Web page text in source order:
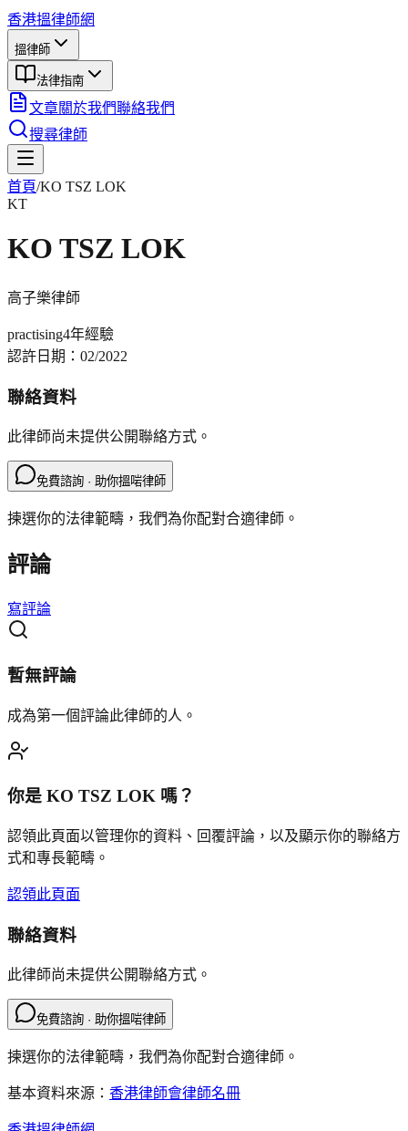
香港搵律師網
搵律師
法律指南
文章關於我們聯絡我們
搜尋律師
首頁/KO TSZ LOK
KT
KO TSZ LOK
高子樂律師
practising4年經驗
認許日期： 02/2022
聯絡資料
此律師尚未提供公開聯絡方式。
免費諮詢 · 助你搵啱律師
揀選你的法律範疇，我們為你配對合適律師。
評論
寫評論
暫無評論
成為第一個評論此律師的人。
你是 KO TSZ LOK 嗎？
認領此頁面以管理你的資料、回覆評論，以及顯示你的聯絡方
式和專長範疇。
認領此頁面
聯絡資料
此律師尚未提供公開聯絡方式。
免費諮詢 · 助你搵啱律師
揀選你的法律範疇，我們為你配對合適律師。
基本資料來源： 香港律師會律師名冊